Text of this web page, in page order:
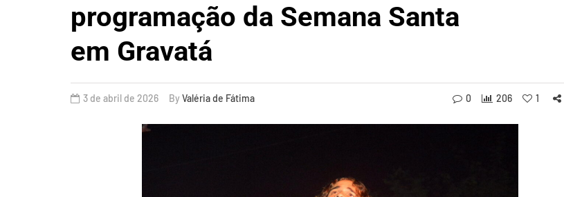
programação da Semana Santa
em Gravatá
3 de abril de 2026 By Valéria de Fátima 0 206 1